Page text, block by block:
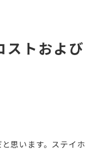
トおよび
思います。ステイホ